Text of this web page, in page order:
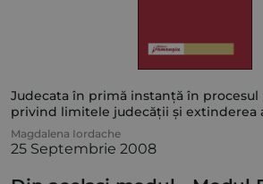
Judecata în primă instanță în procesul
privind limitele judecății și extinderea
Magdalena Iordache
25 Septembrie 2008